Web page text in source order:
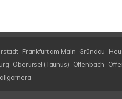
Frankfurt am Main Gründau
Oberursel (Taunus) Offenbach